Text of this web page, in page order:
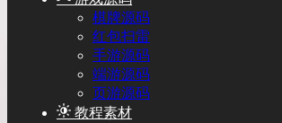
棋牌源码
红包扫雷
手游源码
端游源码
页游源码
教程素材